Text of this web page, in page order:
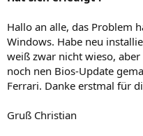
Hallo an alle, das Problem
Windows. Habe neu
weiß zwar nicht wieso,
noch nen Bios-Update
Ferrari. Danke erstmal für
Gruß Christian